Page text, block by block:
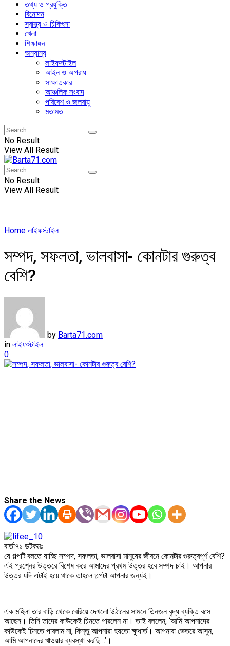
তথ্য ও প্রযুক্তি
বিনোদন
স্বাস্থ্য ও চিকিৎসা
খেলা
শিক্ষাঙ্গন
অন্যান্য
লাইফস্টাইল
আইন ও অপরাধ
সাক্ষাতকার
আঞ্চলিক সংবাদ
পরিবেশ ও জলবায়ু
মতামত
No Result
View All Result
No Result
View All Result
Home লাইফস্টাইল
সম্পদ, সফলতা, ভালবাসা- কোনটার গুরুত্ব
বেশি?
by Barta71.com
in লাইফস্টাইল
0
Share the News
বার্তা৭১ ডটকমঃ
যে গল্পটি বলতে যাচ্ছি সম্পদ, সফলতা, ভালবাসা মানুষের জীবনে কোনটার গুরুত্বপূর্ণ বেশি?
এই প্রশ্নের উত্তরে বিশেষ করে আমাদের প্রথম উত্তর হবে সম্পদ চাই। আপনার
উত্তর যদি এটাই হয়ে থাকে তাহলে গল্পটা আপনার জন্যই।
এক মহিলা তার বাড়ি থেকে বেরিয়ে দেখলো উঠানের সামনে তিনজন বৃদ্ধ ব্যক্তি বসে
আছেন। তিনি তাদের কাউকেই চিনতে পারলেন না। তাই বললেন, ‘আমি আপনাদের
কাউকেই চিনতে পারলাম না, কিন্তু আপনারা হয়তো ক্ষুধার্ত। আপনারা ভেতরে আসুন,
আমি আপনাদের খাওয়ার ব্যবস্থা করছি…’।